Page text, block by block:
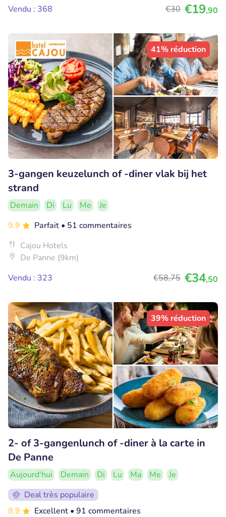
Vendu : 368
€30 €19,90
41% réduction
3-gangen keuzelunch of -diner vlak bij het
strand
Demain Di Lu Me
Je
9.9
Parfait • 51 commentaires
Cajou Hotels
De Panne (9km)
Vendu : 323
€58,75 €34,50
39% réduction
2- of 3-gangenlunch of -diner à la carte in
De Panne
Aujourd'hui Demain Di Lu Ma Me
Je
Deal très populaire
8.9
Excellent • 91 commentaires